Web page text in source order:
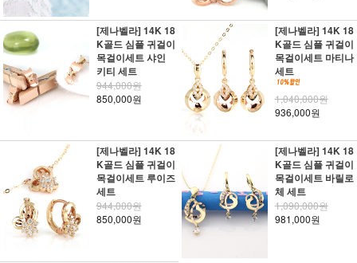
[제나벨라] 14K 18
K골드 심플 귀걸이
목걸이세트 샤인
키티 세트
944,000원
850,000원
[제나벨라] 14K 18
K골드 심플 귀걸이
목걸이세트 마티나
세트
1,040,000원
936,000원
[제나벨라] 14K 18
K골드 심플 귀걸이
목걸이세트 루이즈
세트
944,000원
850,000원
[제나벨라] 14K 18
K골드 심플 귀걸이
목걸이세트 바릴로
체 세트
1,090,000원
981,000원